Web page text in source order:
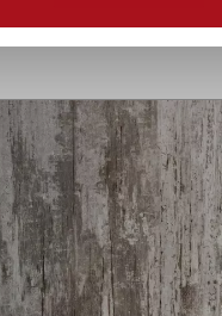
Holzoptik